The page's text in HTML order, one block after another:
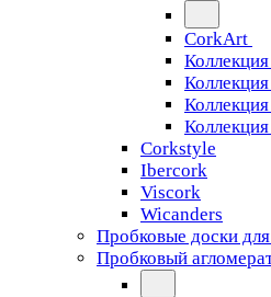
CorkArt
Corkstyle
Ibercork
Viscork
Wicanders
Пробковые доски
Пробковый